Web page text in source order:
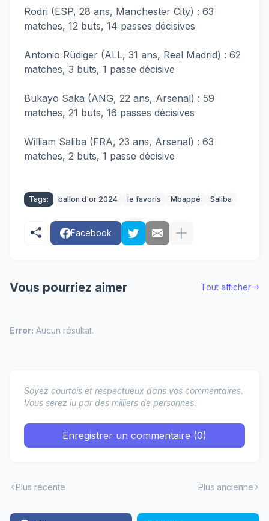
Rodri (ESP, 28 ans, Manchester City) : 63
matches, 12 buts, 14 passes décisives
Antonio Rüdiger (ALL, 31 ans, Real Madrid) : 62
matches, 3 buts, 1 passe décisive
Bukayo Saka (ANG, 22 ans, Arsenal) : 59
matches, 21 buts, 16 passes décisives
William Saliba (FRA, 23 ans, Arsenal) : 63
matches, 2 buts, 1 passe décisive
Tags: ballon d'or 2024 le favoris Mbappé Saliba
Facebook
Vous pourriez aimer Tout afficher
Error: Aucun résultat.
Soyez courtois et respectueux dans vos commentaires.
Vous serez lu par des milliers de personnes.
Enregistrer un commentaire (0)
Plus récente Plus ancienne